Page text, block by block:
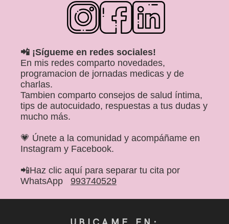
📲 ¡Sígueme en redes sociales!
En mis redes comparto novedades,
programacion de jornadas medicas y de
charlas.
Tambien comparto consejos de salud íntima,
tips de autocuidado, respuestas a tus dudas y
mucho más.
💗 Únete a la comunidad y acompáñame en
Instagram y Facebook.
📲Haz clic aquí para separar tu cita por
WhatsApp 993740529